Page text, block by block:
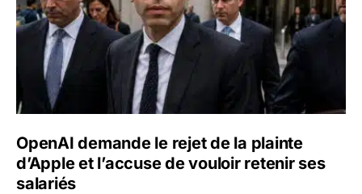
OpenAI demande le rejet de la plainte
d’Apple et l’accuse de vouloir retenir ses
salariés